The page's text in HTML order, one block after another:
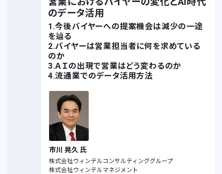
のデータ活用
1.今後バイヤーへの提案機会は減少の一途
を辿る
2.バイヤーは営業担当者に何を求めている
のか
3.ＡＩの出現で営業はどう変わるのか
4.流通業でのデータ活用方法
市川 晃久 氏
株式会社ウィンテルコンサルティンググループ
株式会社ウィンテルマネジメント